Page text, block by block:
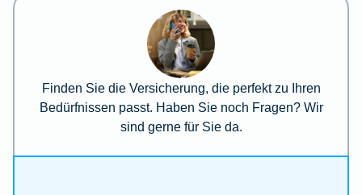
Finden Sie die Versicherung, die perfekt zu Ihren
Bedürfnissen passt. Haben Sie noch Fragen? Wir
sind gerne für Sie da.